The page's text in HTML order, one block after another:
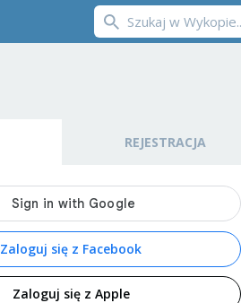
REJESTRACJA
Zaloguj się z Facebook
Zaloguj się z Apple